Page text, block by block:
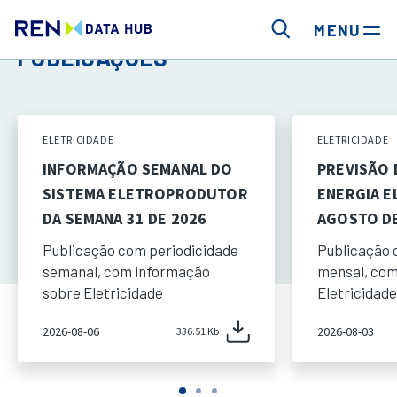
MENU
PUBLICAÇÕES
ELETRICIDADE
INFORMAÇÃO SEMANAL DO
SISTEMA ELETROPRODUTOR
DA SEMANA 31 DE 2026
Publicação com periodicidade
semanal, com informação
sobre Eletricidade
2026-08-06 336.51 Kb
ELETRICIDADE
PREVISÃO
ENERGIA
AGOSTO
Publicação
mensal,
Eletricidade
2026-08-03